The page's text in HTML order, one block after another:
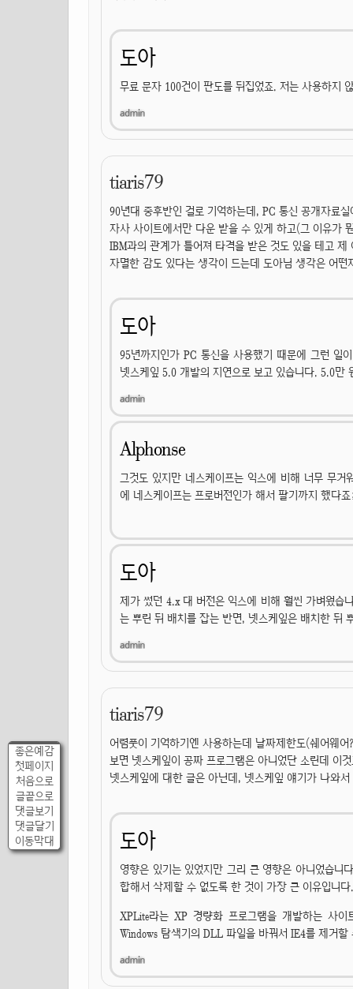
좋은예감
첫페이지
처음으로
글끝으로
댓글보기
댓글달기
이동막대
도아
무료 문자 100건이 판도를 뒤집었죠. 저는 사용하지
tiaris79
90년대 중후반인 걸로 기억하는데, PC 통신 공개자료
자사 사이트에서만 다운 받을 수 있게 하고(그 이유가
IBM과의 관계가 틀어져 타격을 받은 것도 있을 테고 제
자멸한 감도 있다는 생각이 드는데 도아님 생각은 어
도아
95년까지인가 PC 통신을 사용했기 때문에 그런 일
넷스케잎 5.0 개발의 지연으로 보고 있습니다. 5.0만
Alphonse
그것도 있지만 네스케이프는 익스에 비해 너무 무
에 네스케이프는 프로버전인가 해서 팔기까지 했다
도아
제가 썼던 4.x 대 버전은 익스에 비해 훨씬 가벼웠습
는 뿌린 뒤 배치를 잡는 반면, 넷스케잎은 배치한 뒤
tiaris79
어렴풋이 기억하기엔 사용하는데 날짜제한도(쉐어웨
보면 넷스케잎이 공짜 프로그램은 아니었단 소린데 이
넷스케잎에 대한 글은 아닌데, 넷스케잎 얘기가 나와
도아
영향은 있기는 있었지만 그리 큰 영향은 아니었습
합해서 삭제할 수 없도록 한 것이 가장 큰 이유입니다.
XPLite라는 XP 경량화 프로그램을 개발하는 사
Windows 탐색기의 DLL 파일을 바꿔서 IE4를 제거할